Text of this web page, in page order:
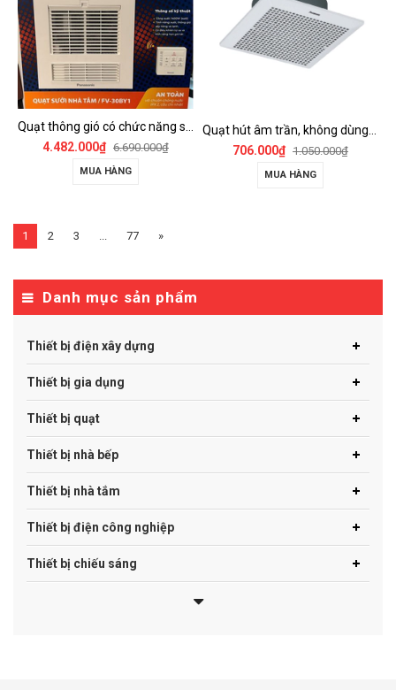
4.482.000₫ 6.690.000₫
MUA HÀNG
Quạt hút âm trần, không dùng ống dẫn Panasonic - FV-25TGU6
706.000₫ 1.050.000₫
MUA HÀNG
1 2 3 ... 77 »
Danh mục sản phẩm
Thiết bị điện xây dựng
Thiết bị gia dụng
Thiết bị quạt
Thiết bị nhà bếp
Thiết bị nhà tắm
Thiết bị điện công nghiệp
Thiết bị chiếu sáng